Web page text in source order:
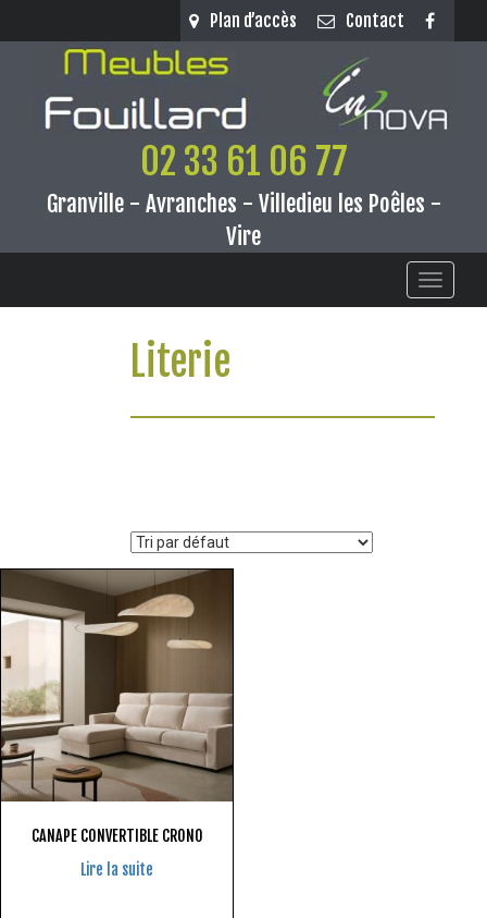
Plan d’accès Contact
02 33 61 06 77
Granville - Avranches - Villedieu les Poêles -
Vire
Toggle
Literie
CANAPE CONVERTIBLE CRONO
Lire la suite
Panneau de gestion des cookies